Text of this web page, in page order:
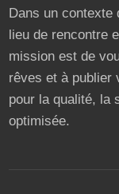
Dans un contexte
lieu de rencontre
mission est de
rêves et à publier
pour la qualité, la
optimisée.